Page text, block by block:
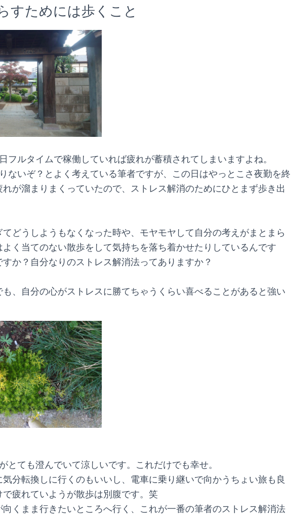
すためには歩くこと
フルタイムで稼働していれば疲れが蓄積されてしまいますよね。
ないぞ？とよく考えている筆者ですが、この日はやっとこさ夜勤を終
れが溜まりまくっていたので、ストレス解消のためにひとまず歩き出
どうしようもなくなった時や、モヤモヤして自分の考えがまとまら
く当てのない散歩をして気持ちを落ち着かせたりしているんです
か？自分なりのストレス解消法ってありますか？
も、自分の心がストレスに勝てちゃうくらい喜べることがあると強い
とても澄んでいて涼しいです。これだけでも幸せ。
分転換しに行くのもいいし、電車に乗り継いで向かうちょい旅も良
疲れていようが散歩は別腹です。笑
くまま行きたいところへ行く、これが一番の筆者のストレス解消法